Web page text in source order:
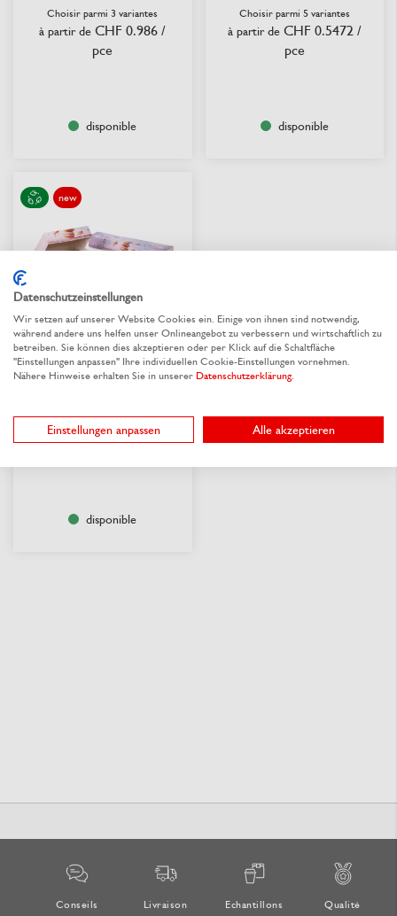
Choisir parmi 3 variantes
à partir de CHF 0.986 /
pce
disponible
Choisir parmi 5 variantes
à partir de CHF 0.5472 /
pce
disponible
new
Carton à beignets
«Berlinetti»
à partir de
pce
disponible
Conseils Livraison Echantillons Qualité
Datenschutzeinstellungen
Wir setzen auf unserer Website Cookies ein. Einige von ihnen sind notwendig,
während andere uns helfen unser Onlineangebot zu verbessern und wirtschaftlich zu
betreiben. Sie können dies akzeptieren oder per Klick auf die Schaltfläche
"Einstellungen anpassen" Ihre individuellen Cookie-Einstellungen vornehmen.
Nähere Hinweise erhalten Sie in unserer Datenschutzerklärung
Einstellungen anpassen Alle akzeptieren